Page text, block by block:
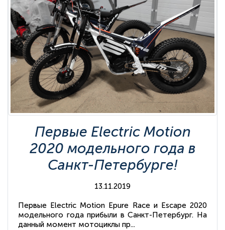
Первые Electric Motion
2020 модельного года в
Санкт-Петербурге!
13.11.2019
Первые Electric Motion Epure Race и Escape 2020
модельного года прибыли в Санкт-Петербург. На
данный момент мотоциклы пр...